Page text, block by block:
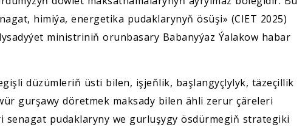
himiýa, energetika pudaklarynyň ösüşi» (CIET 2025)
ministriniň orunbasary Babanyýaz Ýalakow habar
düzümleriň üsti bilen, işjeňlik, başlangyçlylyk, täzeçillik
gurşawy döretmek maksady bilen ähli zerur çäreleri
pudaklaryny we gurluşygy ösdürmegiň strategiki